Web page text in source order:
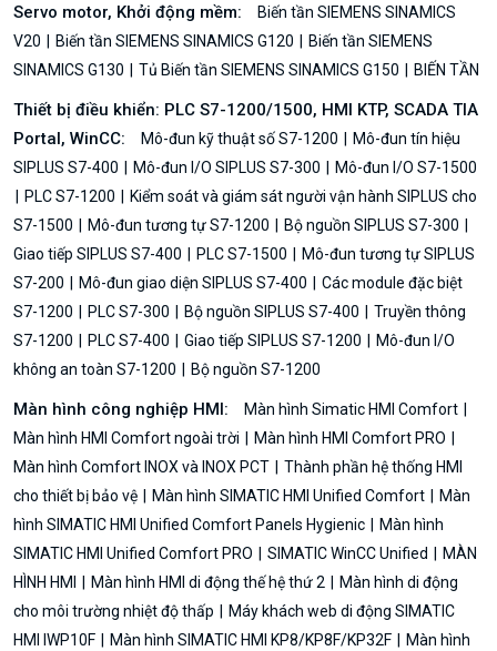
Servo motor, Khởi động mềm:
Biến tần SIEMENS SINAMICS
V20
Biến tần SIEMENS SINAMICS G120
Biến tần SIEMENS
SINAMICS G130
Tủ Biến tần SIEMENS SINAMICS G150 BIẾN TẦN
Thiết bị điều khiển: PLC S7-1200/1500, HMI KTP, SCADA TIA
Portal, WinCC:
Mô-đun kỹ thuật số S7-1200
Mô-đun tín hiệu
SIPLUS S7-400
Mô-đun I/O SIPLUS S7-300
Mô-đun I/O S7-1500
PLC S7-1200
Kiểm soát và giám sát người vận hành SIPLUS cho
S7-1500
Mô-đun tương tự S7-1200
Bộ nguồn SIPLUS S7-300
Giao tiếp SIPLUS S7-400
PLC S7-1500
Mô-đun tương tự SIPLUS
S7-200
Mô-đun giao diện SIPLUS S7-400
Các module đặc biệt
S7-1200
PLC S7-300 Bộ nguồn SIPLUS S7-400
Truyền thông
S7-1200
PLC S7-400 Giao tiếp SIPLUS S7-1200
Mô-đun I/O
không an toàn S7-1200
Bộ nguồn S7-1200
Màn hình công nghiệp HMI:
Màn hình Simatic HMI Comfort
Màn hình HMI Comfort ngoài trời
Màn hình HMI Comfort PRO
Màn hình Comfort INOX và INOX PCT
Thành phần hệ thống HMI
cho thiết bị bảo vệ
Màn hình SIMATIC HMI Unified Comfort
Màn
hình SIMATIC HMI Unified Comfort Panels Hygienic
Màn hình
SIMATIC HMI Unified Comfort PRO
SIMATIC WinCC Unified
MÀN
HÌNH HMI
Màn hình HMI di động thế hệ thứ 2
Màn hình di động
cho môi trường nhiệt độ thấp
Máy khách web di động SIMATIC
HMI IWP10F
Màn hình SIMATIC HMI KP8/KP8F/KP32F
Màn hình